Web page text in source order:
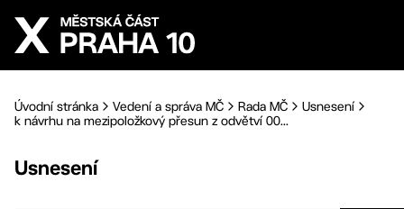
Přejít na hlavní obsah
Úvodní stránka Vedení a správa MČ Rada MČ
Usnesení
k návrhu na mezipoložkový přesun z odvětví 00...
Usnesení